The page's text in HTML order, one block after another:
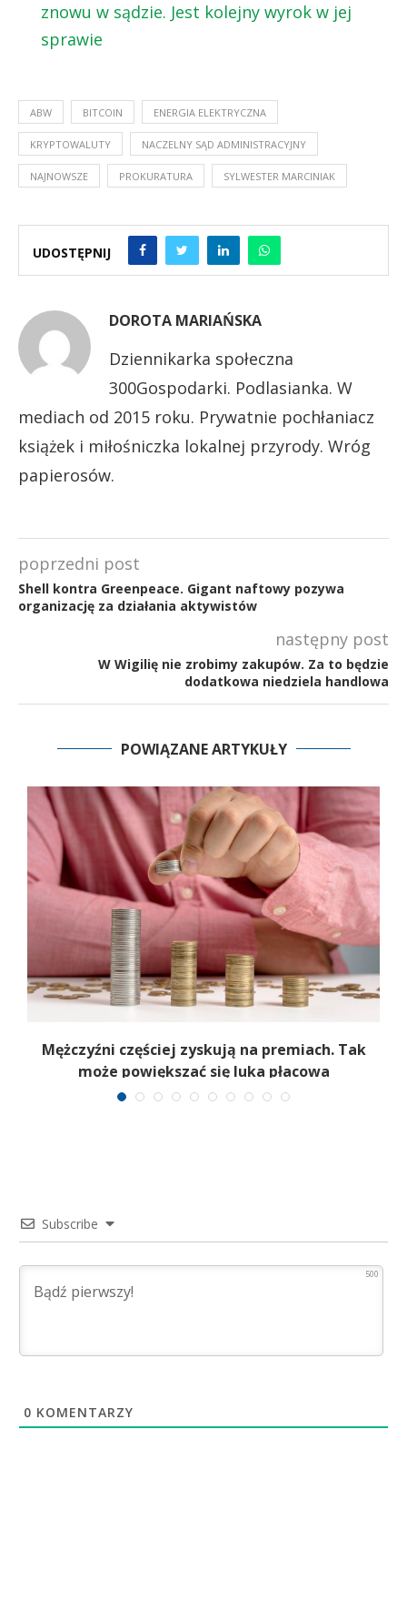
znowu w sądzie. Jest kolejny wyrok w jej
sprawie
ABW BITCOIN ENERGIA ELEKTRYCZNA
KRYPTOWALUTY NACZELNY SĄD ADMINISTRACYJNY
NAJNOWSZE PROKURATURA SYLWESTER MARCINIAK
UDOSTĘPNIJ
DOROTA MARIAŃSKA
Dziennikarka społeczna
300Gospodarki. Podlasianka. W
mediach od 2015 roku. Prywatnie pochłaniacz
książek i miłośniczka lokalnej przyrody. Wróg
papierosów.
poprzedni post
Shell kontra Greenpeace. Gigant naftowy pozywa
organizację za działania aktywistów
następny post
W Wigilię nie zrobimy zakupów. Za to będzie
dodatkowa niedziela handlowa
POWIĄZANE ARTYKUŁY
Mężczyźni częściej zyskują na premiach. Tak
może powiększać się luka płacowa
Subscribe
500
0 KOMENTARZY